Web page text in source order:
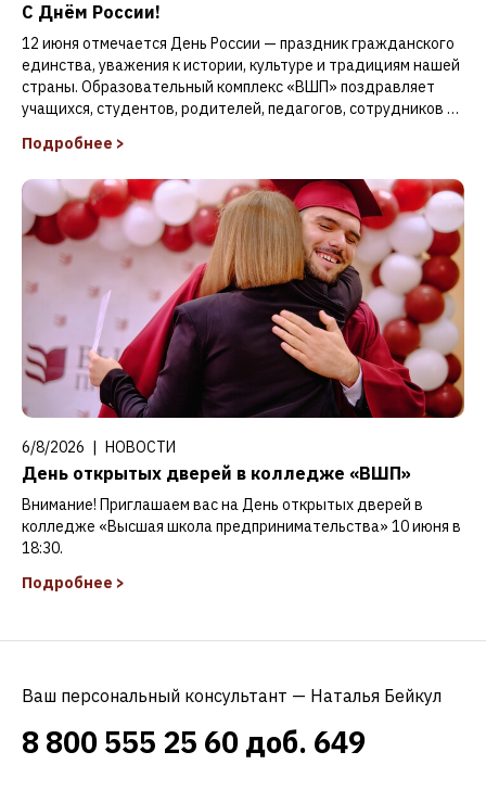
С Днём России!
12 июня отмечается День России — праздник гражданского
единства, уважения к истории, культуре и традициям нашей
страны. Образовательный комплекс «ВШП» поздравляет
учащихся, студентов, родителей, педагогов, сотрудников и
желает мира, благополучия, уверенности в завтрашнем дне
Подробнее >
6/8/2026 | НОВОСТИ
День открытых дверей в колледже «ВШП»
Внимание! Приглашаем вас на День открытых дверей в
колледже «Высшая школа предпринимательства» 10 июня в
18:30.
Подробнее >
Ваш персональный консультант — Наталья Бейкул
8 800 555 25 60 доб. 649